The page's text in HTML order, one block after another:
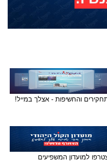
והחשיפות - אצלך במייל!
למועדון המשפיעים